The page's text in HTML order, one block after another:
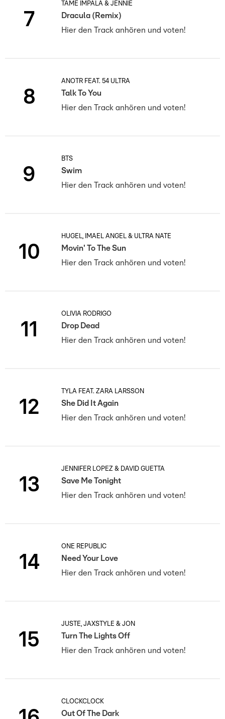
7
TAME IMPALA & JENNIE
Dracula (Remix)
Hier den Track anhören und voten!
8
ANOTR FEAT. 54 ULTRA
Talk To You
Hier den Track anhören und voten!
9
BTS
Swim
Hier den Track anhören und voten!
10
HUGEL, IMAEL ANGEL & ULTRA NATÉ
Movin' To The Sun
Hier den Track anhören und voten!
11
OLIVIA RODRIGO
Drop Dead
Hier den Track anhören und voten!
12
TYLA FEAT. ZARA LARSSON
She Did It Again
Hier den Track anhören und voten!
13
JENNIFER LOPEZ & DAVID GUETTA
Save Me Tonight
Hier den Track anhören und voten!
14
ONE REPUBLIC
Need Your Love
Hier den Track anhören und voten!
15
JUSTÈ, JAXSTYLE & JON
Turn The Lights Off
Hier den Track anhören und voten!
CLOCKCLOCK
Out Of The Dark